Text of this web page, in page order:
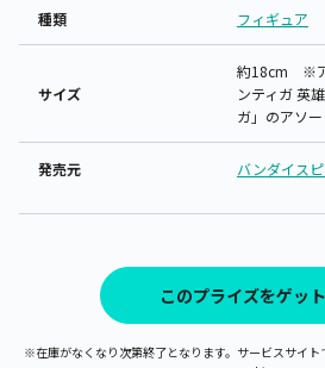
種類 フィギュア
サイズ
約18cm ※ア
ンティガ 英
ガ」のアソー
発売元 バンダイス
このプライズをゲッ
※在庫がなくなり次第終了となります。サービスサイ